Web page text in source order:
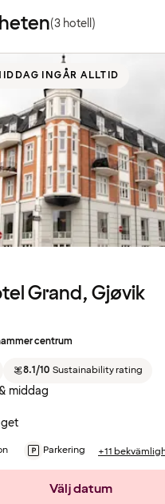
(3 hotell)
INGÅR ALLTID
Grand, Gjøvik
centrum
8.1/10 Sustainability rating
middag
Parkering +11
Välj datum